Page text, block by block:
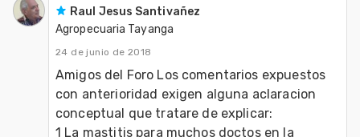
Raul Jesus Santivañez
Agropecuaria Tayanga
24 de junio de 2018
Amigos del Foro Los comentarios expuestos
con anterioridad exigen alguna aclaracion
conceptual que tratare de explicar:
1 La mastitis para muchos doctos en la